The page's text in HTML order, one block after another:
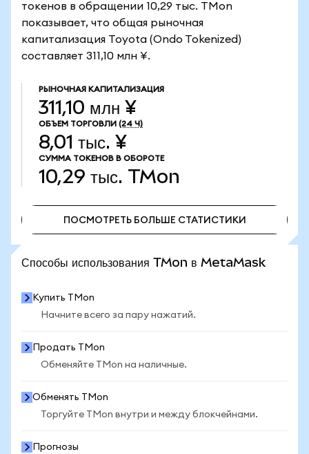
токенов в обращении 10,29 тыс. TMon
показывает, что общая рыночная
капитализация Toyota (Ondo Tokenized)
составляет 311,10 млн ¥.
РЫНОЧНАЯ КАПИТАЛИЗАЦИЯ
311,10 млн ¥
ОБЪЕМ ТОРГОВЛИ (24 Ч)
8,01 тыс. ¥
СУММА ТОКЕНОВ В ОБОРОТЕ
10,29 тыс. TMon
ПОСМОТРЕТЬ БОЛЬШЕ СТАТИСТИКИ
Способы использования TMon в MetaMask
Купить TMon
Начните всего за пару нажатий.
Продать TMon
Обменяйте TMon на наличные.
Обменять TMon
Торгуйте TMon внутри и между блокчейнами.
Прогнозы